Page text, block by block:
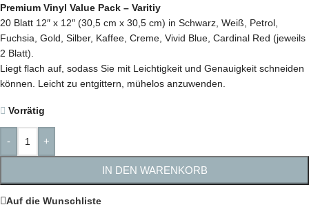
Premium Vinyl Value Pack – Varitiy
20 Blatt 12″ x 12″ (30,5 cm x 30,5 cm) in Schwarz, Weiß, Petrol,
Fuchsia, Gold, Silber, Kaffee, Creme, Vivid Blue, Cardinal Red (jeweils
2 Blatt).
Liegt flach auf, sodass Sie mit Leichtigkeit und Genauigkeit schneiden
können. Leicht zu entgittern, mühelos anzuwenden.
Vorrätig
- +
IN DEN WARENKORB
Auf die Wunschliste